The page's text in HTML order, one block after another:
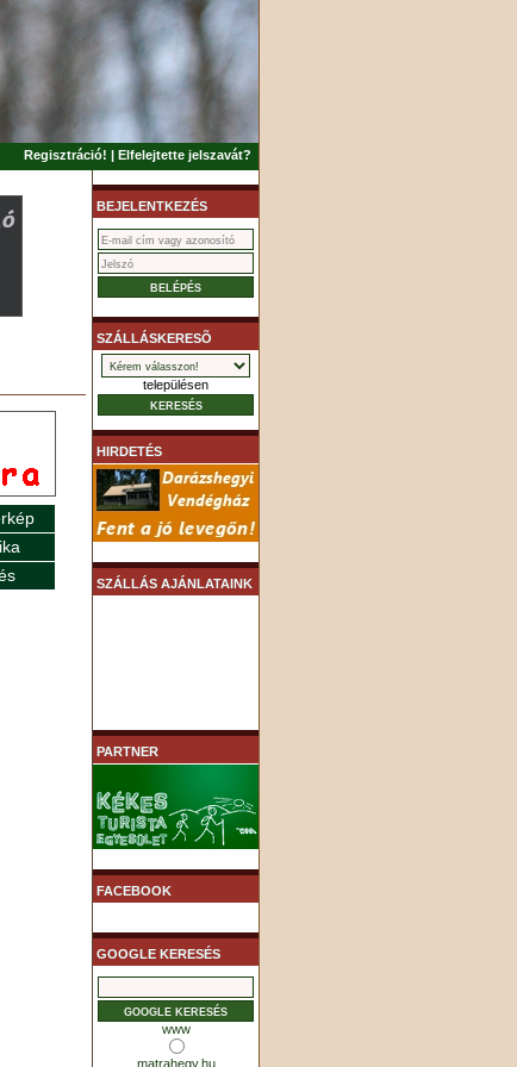
Regisztráció! | Elfelejtette jelszavát?
BEJELENTKEZÉS
SZÁLLÁSKERESÕ
településen
HIRDETÉS
SZÁLLÁS AJÁNLATAINK
PARTNER
FACEBOOK
GOOGLE KERESÉS
www
matrahegy.hu